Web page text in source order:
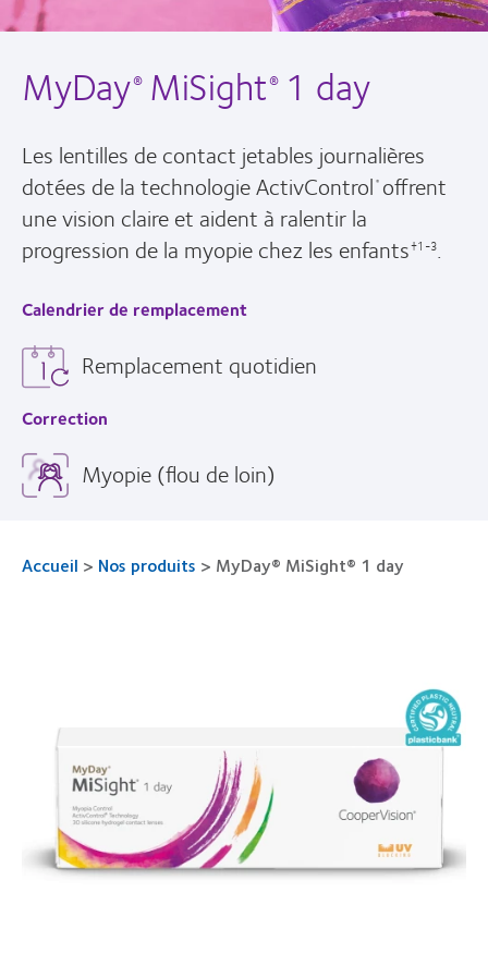
MyDay®MiSight®1 day
Les lentilles de contact jetables journalières
dotées de la technologie ActivControl ®offrent
une vision claire et aident à ralentir la
progression de la myopie chez les enfants†1-3.
Calendrier de remplacement
Remplacement quotidien
Correction
Myopie (flou de loin)
Accueil > Nos produits > MyDay® MiSight® 1 day